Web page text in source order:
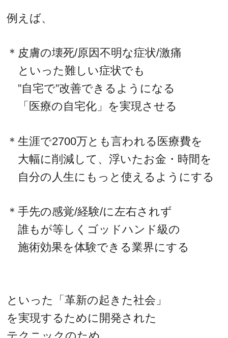
例えば、
＊皮膚の壊死/原因不明な症状/激痛
といった難しい症状でも
”自宅で”改善できるようになる
「医療の自宅化」を実現させる
＊生涯で2700万とも言われる医療費を
大幅に削減して、浮いたお金・時間を
自分の人生にもっと使えるようにする
＊手先の感覚/経験/に左右されず
誰もが等しくゴッドハンド級の
施術効果を体験できる業界にする
といった「革新の起きた社会」
を実現するために開発された